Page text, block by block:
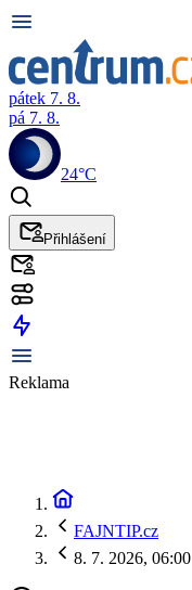
pátek 7. 8.
pá 7. 8.
24°C
Přihlášení
Reklama
FAJNTIP.cz
8. 7. 2026, 06:00